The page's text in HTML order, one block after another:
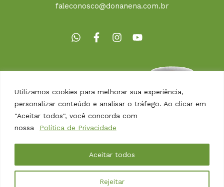
Utilizamos cookies para melhorar sua experiência,
personalizar conteúdo e analisar o tráfego. Ao clicar em
"Aceitar todos", você concorda com
nossa
Política de Privacidade
Rejeitar
Aceitar todos
faleconosco@donanena.com.br
Copyright © 2026 | Dona Nena Alimentos
Desenvolvido por Agência Arbor